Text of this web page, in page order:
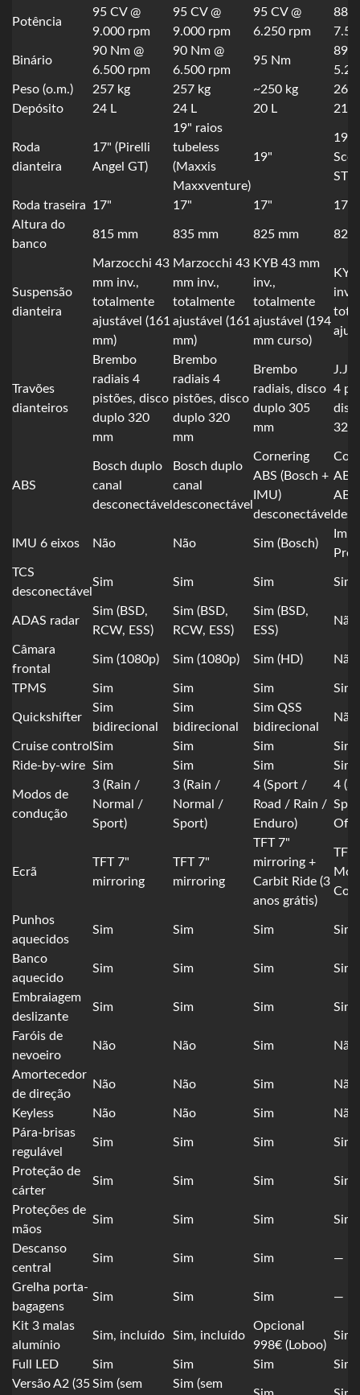
Potência
95 CV @
9.000 rpm
95 CV @
9.000 rpm
95 CV @
6.250 rpm
88,5
Binário
90 Nm @
6.500 rpm
90 Nm @
6.500 rpm
95 Nm
89
Peso (o.m.)
257 kg 257 kg ~250 kg
265
Depósito
24 L 24 L 20 L 21 L
Roda
dianteira
17" (Pirelli
Angel GT)
19" raios
tubeless
(Maxxis
Maxxventure)
19"
19"
STR)
Roda traseira 17" 17" 17"
17"
Altura do
banco
815 mm 835 mm 825 mm 820
Suspensão
dianteira
Marzocchi 43
mm inv.,
totalmente
ajustável (161
mm)
Marzocchi 43
mm inv.,
totalmente
ajustável (161
mm)
KYB 43 mm
inv.,
totalmente
ajustável (194
mm curso)
inv.,
Travões
dianteiros
Brembo
radiais 4
pistões, disco
duplo 320
mm
Brembo
radiais 4
pistões, disco
duplo 320
mm
Brembo
radiais, disco
duplo 305
mm
4
320
ABS
Bosch duplo
canal
desconectável
Bosch duplo
canal
desconectável
Cornering
ABS (Bosch +
IMU)
desconectável
IMU 6 eixos Não Não Sim (Bosch)
Pro)
TCS
desconectável
Sim Sim Sim Sim
ADAS radar
Sim (BSD,
RCW, ESS)
Sim (BSD,
RCW, ESS)
Sim (BSD,
ESS)
Não
Câmara
frontal
Sim (1080p) Sim (1080p) Sim (HD) Não
TPMS Sim Sim Sim Sim
Quickshifter
Sim
bidirecional
Sim
bidirecional
Sim QSS
bidirecional
Não
Cruise control Sim Sim Sim
Sim
Ride-by-wire Sim Sim Sim Sim
Modos de
condução
3 (Rain /
Normal /
Sport)
3 (Rain /
Normal /
Sport)
4 (Sport /
Road / Rain /
Enduro)
4
Off-
Ecrã
TFT 7"
mirroring
TFT 7"
mirroring
TFT 7"
mirroring +
Carbit Ride (3
anos grátis)
TFT
Punhos
aquecidos
Sim Sim Sim Sim
Banco
aquecido
Sim Sim Sim Sim
Embraiagem
deslizante
Sim Sim Sim Sim
Faróis de
nevoeiro
Não Não Sim Não
Amortecedor
de direção
Não Não Sim Não
Keyless Não Não Sim
Não
Pára-brisas
regulável
Sim Sim Sim Sim
Proteção de
cárter
Sim Sim Sim Sim
Proteções de
mãos
Sim Sim Sim Sim
Descanso
central
Sim Sim Sim —
Grelha porta-
bagagens
Sim Sim Sim —
Kit 3 malas
alumínio
Sim, incluído Sim, incluído
Opcional
998€ (Loboo)
Full LED Sim Sim Sim
Sim
Versão A2 (35Sim (sem Sim (sem